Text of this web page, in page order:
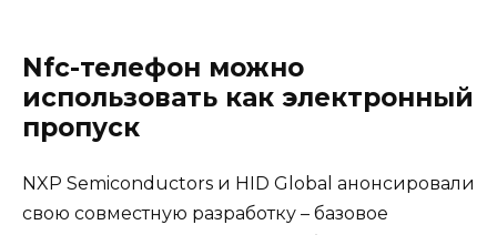
Nfc-телефон можно
использовать как электронный
пропуск
NXP Semiconductors и HID Global анонсировали
свою совместную разработку – базовое